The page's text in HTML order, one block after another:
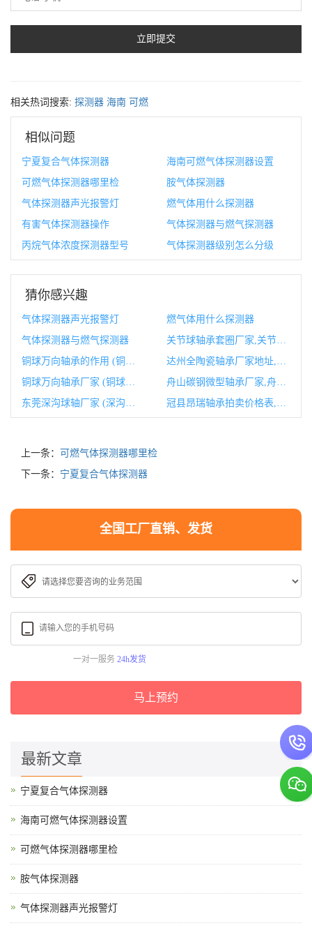
相关热词搜索: 探测器 海南 可燃
相似问题
宁夏复合气体探测器
海南可燃气体探测器设置
可燃气体探测器哪里检
胺气体探测器
气体探测器声光报警灯
燃气体用什么探测器
有害气体探测器操作
气体探测器与燃气探测器
丙烷气体浓度探测器型号
气体探测器级别怎么分级
猜你感兴趣
气体探测器声光报警灯
燃气体用什么探测器
气体探测器与燃气探测器
关节球轴承套圈厂家,关节轴承生产厂家
舟山碳钢微型轴承厂家,舟山碳钢微型轴承厂家有哪些
上一条：
可燃气体探测器哪里检
下一条： 宁夏复合气体探测器
全国工厂直销、发货
一对一服务 24h发货
马上预约
最新文章
宁夏复合气体探测器
海南可燃气体探测器设置
可燃气体探测器哪里检
胺气体探测器
气体探测器声光报警灯